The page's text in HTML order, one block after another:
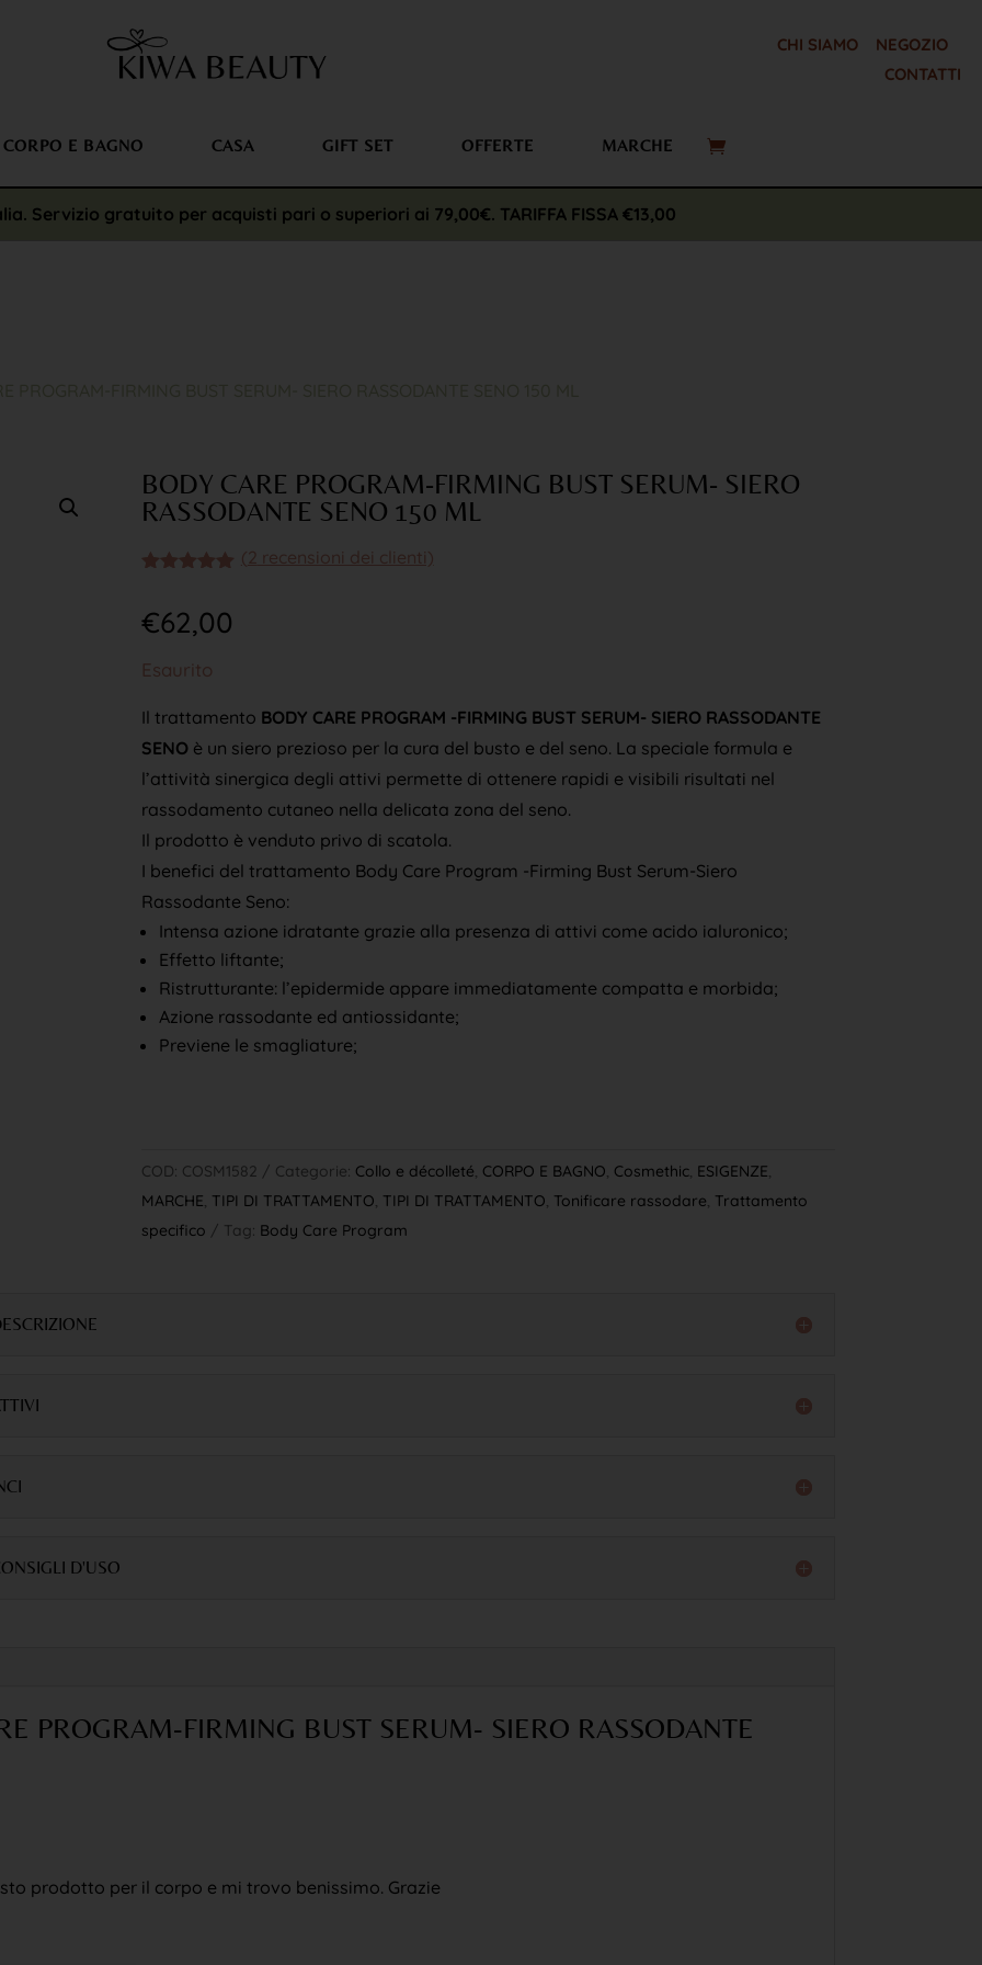
CHI SIAMO
NEGOZIO
CONTATTI
CORPO E BAGNO CASA GIFT SET OFFERTE MARCHE
Servizio gratuito per acquisti pari o superiori ai 79,00€. TARIFFA FISSA €13,00
BODY CARE PROGRAM-FIRMING BUST SERUM- SIERO
RASSODANTE SENO 150 ML
su base
di
(2 recensioni dei clienti)
€62,00
Esaurito
Il trattamento BODY CARE PROGRAM -FIRMING BUST SERUM- SIERO RASSODANTE
SENO è un siero prezioso per la cura del busto e del seno. La speciale formula e
l’attività sinergica degli attivi permette di ottenere rapidi e visibili risultati nel
rassodamento cutaneo nella delicata zona del seno.
Il prodotto è venduto privo di scatola.
I benefici del trattamento Body Care Program -Firming Bust Serum-Siero
Rassodante Seno:
Intensa azione idratante grazie alla presenza di attivi come acido ialuronico;
Effetto liftante;
Ristrutturante: l’epidermide appare immediatamente compatta e morbida;
Azione rassodante ed antiossidante;
Previene le smagliature;
COD: COSM1582 Categorie: Collo e décolleté, CORPO E BAGNO, Cosmethic, ESIGENZE,
MARCHE, TIPI DI TRATTAMENTO, TIPI DI TRATTAMENTO, Tonificare rassodare, Trattamento
specifico
Tag: Body Care Program
D'USO
PROGRAM-FIRMING BUST SERUM- SIERO RASSODANTE
prodotto per il corpo e mi trovo benissimo. Grazie